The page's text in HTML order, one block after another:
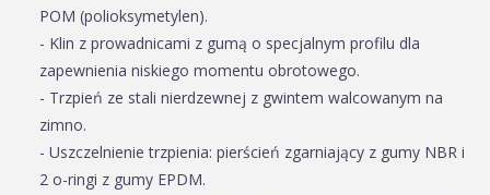
POM (polioksymetylen).
- Klin z prowadnicami z gumą o specjalnym profilu dla
zapewnienia niskiego momentu obrotowego.
- Trzpień ze stali nierdzewnej z gwintem walcowanym na
zimno.
- Uszczelnienie trzpienia: pierścień zgarniający z gumy NBR i
2 o-ringi z gumy EPDM.